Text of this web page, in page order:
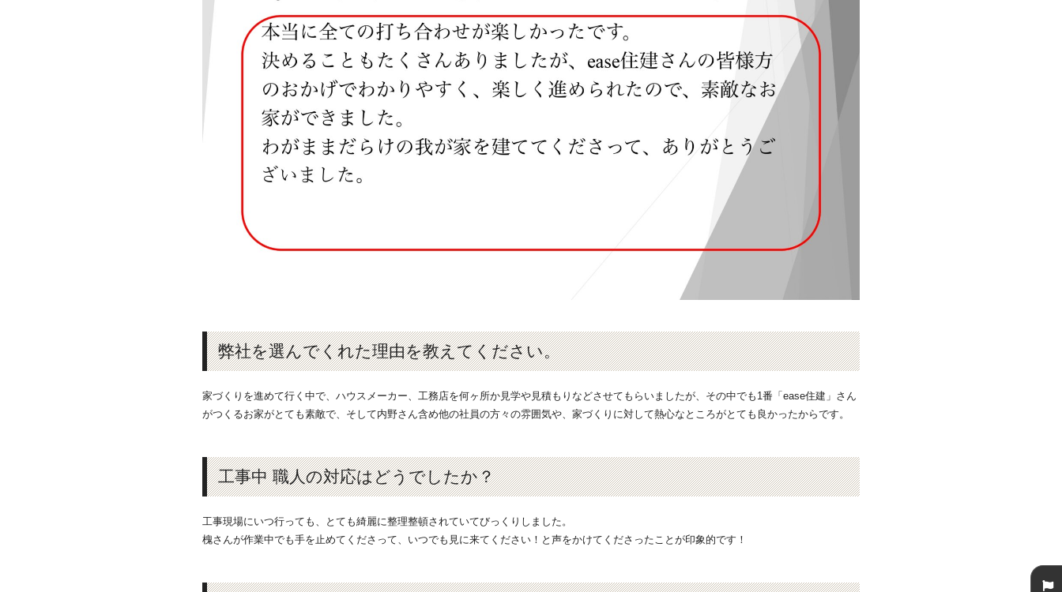
弊社を選んでくれた理由を教えてください。
家づくりを進めて行く中で、ハウスメーカー、工務店を何ヶ所か見学や見積もりなどさせてもらいましたが、その中でも1番「ease住建」さん
がつくるお家がとても素敵で、そして内野さん含め他の社員の方々の雰囲気や、家づくりに対して熱心なところがとても良かったからです。
工事中 職人の対応はどうでしたか？
工事現場にいつ行っても、とても綺麗に整理整頓されていてびっくりしました。
槐さんが作業中でも手を止めてくださって、いつでも見に来てください！と声をかけてくださったことが印象的です！